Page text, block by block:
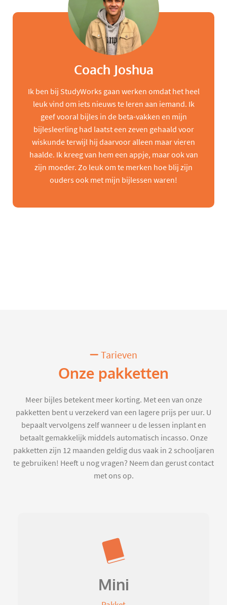
Coach Joshua
Ik ben bij StudyWorks gaan werken omdat het heel
leuk vind om iets nieuws te leren aan iemand. Ik
geef vooral bijles in de beta-vakken en mijn
bijlesleerling had laatst een zeven gehaald voor
wiskunde terwijl hij daarvoor alleen maar vieren
haalde. Ik kreeg van hem een appje, maar ook van
zijn moeder. Zo leuk om te merken hoe blij zijn
ouders ook met mijn bijlessen waren!
Tarieven
Onze pakketten
Meer bijles betekent meer korting. Met een van onze
pakketten bent u verzekerd van een lagere prijs per uur. U
bepaalt vervolgens zelf wanneer u de lessen inplant en
betaalt gemakkelijk middels automatisch incasso. Onze
pakketten zijn 12 maanden geldig dus vaak in 2 schooljaren
te gebruiken! Heeft u nog vragen? Neem dan gerust contact
met ons op.
Mini